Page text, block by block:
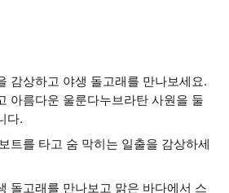
감상하고 야생 돌고래를 만나보세요.
아름다운 울룬다누브라탄 사원을 둘
다.
트를 타고 숨 막히는 일출을 감상하세
돌고래를 만나보고 맑은 바다에서 스